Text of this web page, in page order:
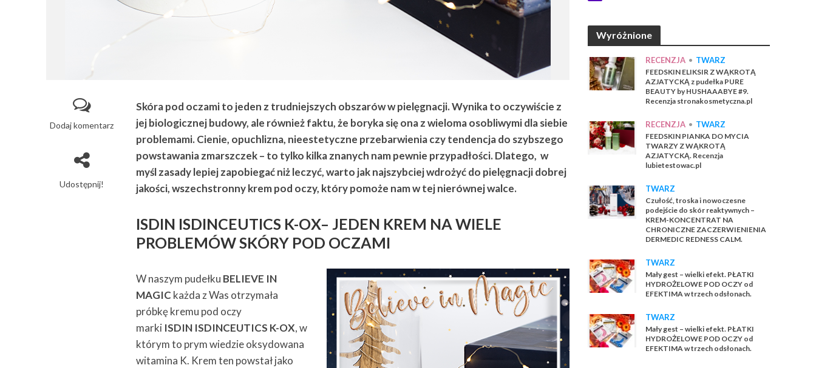
Dodaj komentarz
Udostępnij!
Skóra pod oczami to jeden z trudniejszych obszarów w pielęgnacji. Wynika to oczywiście z
jej biologicznej budowy, ale również faktu, że boryka się ona z wieloma osobliwymi dla siebie
problemami. Cienie, opuchlizna, nieestetyczne przebarwienia czy tendencja do szybszego
powstawania zmarszczek – to tylko kilka znanych nam pewnie przypadłości. Dlatego, w
myśl zasady lepiej zapobiegać niż leczyć, warto jak najszybciej wdrożyć do pielęgnacji dobrej
jakości, wszechstronny krem pod oczy, który pomoże nam w tej nierównej walce.
ISDIN ISDINCEUTICS K-OX– JEDEN KREM NA WIELE
PROBLEMÓW SKÓRY POD OCZAMI
W naszym pudełku BELIEVE IN
MAGIC każda z Was otrzymała
próbkę kremu pod oczy
marki ISDIN ISDINCEUTICS K-OX, w
którym to prym wiedzie oksydowana
witamina K. Krem ten powstał jako
Wyróżnione
RECENZJA • TWARZ
FEEDSKIN ELIKSIR Z WĄKROTĄ
AZJATYCKĄ z pudełka PURE
BEAUTY by HUSHAAABYE #9.
Recenzja stronakosmetyczna.pl
RECENZJA • TWARZ
FEEDSKIN PIANKA DO MYCIA
TWARZY Z WĄKROTĄ
AZJATYCKĄ. Recenzja
lubietestowac.pl
TWARZ
Czułość, troska i nowoczesne
podejście do skór reaktywnych –
KREM-KONCENTRAT NA
CHRONICZNE ZACZERWIENIENIA
DERMEDIC REDNESS CALM.
TWARZ
Mały gest – wielki efekt. PŁATKI
HYDROŻELOWE POD OCZY od
EFEKTIMA w trzech odsłonach.
TWARZ
Mały gest – wielki efekt. PŁATKI
HYDROŻELOWE POD OCZY od
EFEKTIMA w trzech odsłonach.